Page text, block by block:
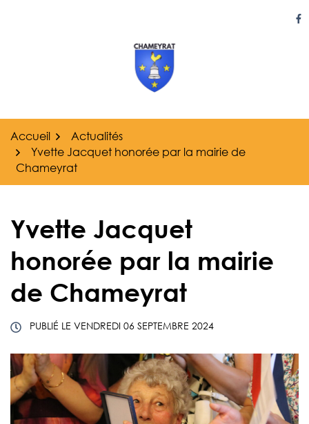
Accueil
Actualités
Yvette Jacquet honorée par la mairie de
Chameyrat
Yvette Jacquet
honorée par la mairie
de Chameyrat
PUBLIÉ LE VENDREDI 06 SEPTEMBRE 2024